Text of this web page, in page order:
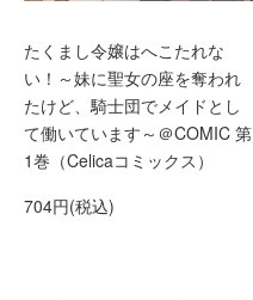
たくまし令嬢はへこたれな
い！～妹に聖女の座を奪われ
たけど、騎士団でメイドとし
て働いています～＠COMIC 第
1巻（Celicaコミックス）
704円(税込)